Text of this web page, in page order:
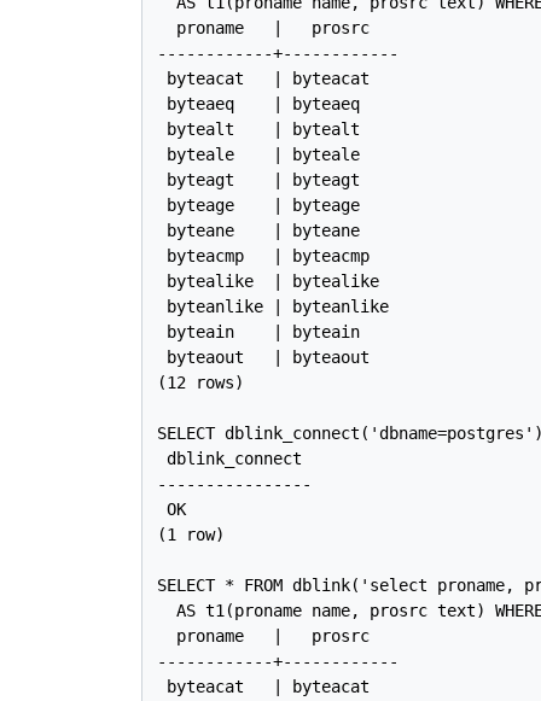
  proname   |   prosrc
------------+------------
byteacat   | byteacat
byteaeq    | byteaeq
bytealt    | bytealt
byteale    | byteale
byteagt    | byteagt
byteage    | byteage
byteane    | byteane
byteacmp   | byteacmp
bytealike  | bytealike
byteanlike | byteanlike
byteain    | byteain
byteaout   | byteaout
(12 rows)
SELECT
dblink_connect
----------------
OK
(1 row)
SELECT * FROM dblink('select proname,
AS t1(proname name, prosrc text)
  proname   |   prosrc
------------+------------
byteacat   | byteacat